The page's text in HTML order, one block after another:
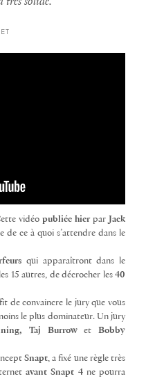
vidéopubliée hierpar
Jack
de ce à quoi s’attendre dans le
qui apparaîtront dans le
15 autres, de décrocher les 40
de convaincre le jury que vous
le plus dominateur. Un jury
Taj Burrowet Bobby
Snapt, a fixé une règle très
avant Snapt 4ne pourra